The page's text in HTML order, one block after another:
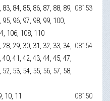
84, 85, 86, 87, 88, 89,
95, 96, 97, 98, 99, 100,
106, 108, 110
08153
28, 29, 30, 31, 32, 33, 34,
40, 41, 42, 43, 44, 45, 47,
53, 54, 55, 56, 57, 58,
08154
10, 11 08150